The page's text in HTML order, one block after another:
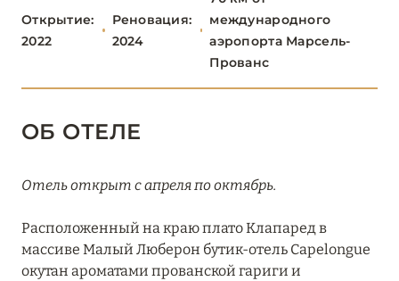
Capelongue
Château de Fonscolombe
Hôtel Le Château de Berne
Открытие:
2022
Реновация:
2024
международного
аэропорта Марсель-
Прованс
ОБ ОТЕЛЕ
Отель открыт с апреля по октябрь.
Расположенный на краю плато Клапаред в
массиве Малый Люберон бутик-отель Capelongue
окутан ароматами прованской гариги и